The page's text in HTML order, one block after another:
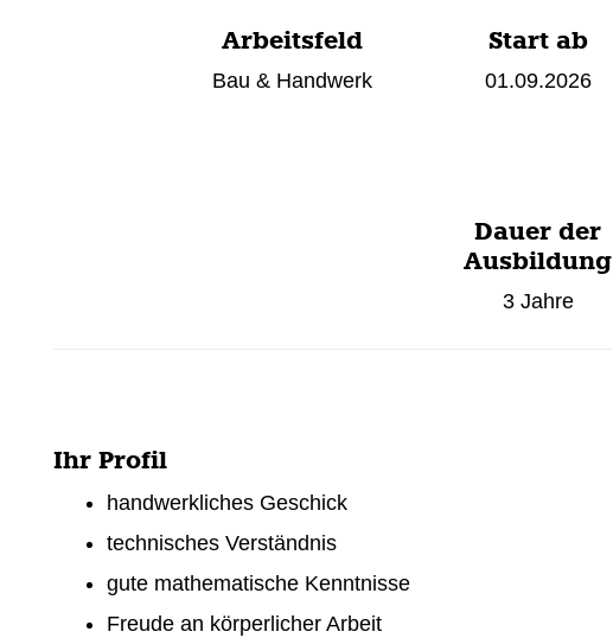
Arbeitsfeld
Bau & Handwerk
Start ab
01.09.2026
Dauer der
Ausbildung
3 Jahre
Ihr Profil
handwerkliches Geschick
technisches Verständnis
gute mathematische Kenntnisse
Freude an körperlicher Arbeit